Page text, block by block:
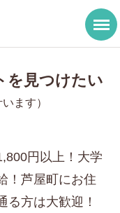
を見つけたい
ます）
円以上！大学
！芦屋町にお住
る方は大歓迎！